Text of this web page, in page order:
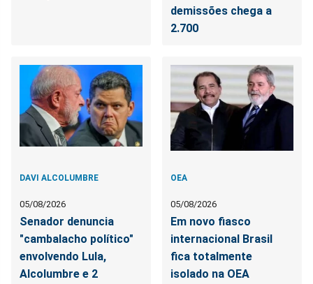
demissões chega a
2.700
DAVI ALCOLUMBRE
05/08/2026
Senador denuncia
"cambalacho político"
envolvendo Lula,
Alcolumbre e 2
OEA
05/08/2026
Em novo fiasco
internacional Brasil
fica totalmente
isolado na OEA